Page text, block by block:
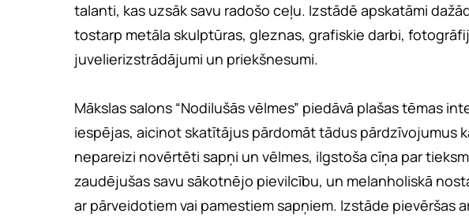
talanti, kas uzsāk savu radošo ceļu. Izstādē apskatāmi
tostarp metāla skulptūras, gleznas, grafiskie darbi,
juvelierizstrādājumi un priekšnesumi.
Mākslas salons “Nodilušās vēlmes” piedāvā plašas tēmas
iespējas, aicinot skatītājus pārdomāt tādus pārdzīvojumus
nepareizi novērtēti sapņi un vēlmes, ilgstoša cīņa par
zaudējušas savu sākotnējo pievilcību, un melanholiskā
ar pārveidotiem vai pamestiem sapņiem. Izstāde pievēršas